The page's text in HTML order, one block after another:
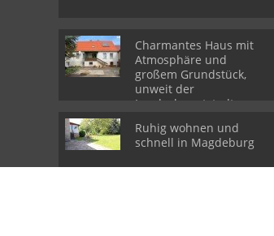
Charmantes Haus mit
Atmosphäre und
großem Grundstück,
unweit der
Landeshauptstadt
Ruhig wohnen und
schnell in Magdeburg